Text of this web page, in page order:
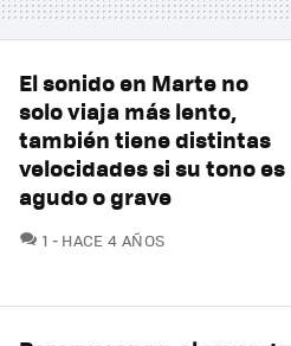
El sonido en Marte no
solo viaja más lento,
también tiene distintas
velocidades si su tono es
agudo o grave
1 COMENTARIOS
HACE 4 AÑOS